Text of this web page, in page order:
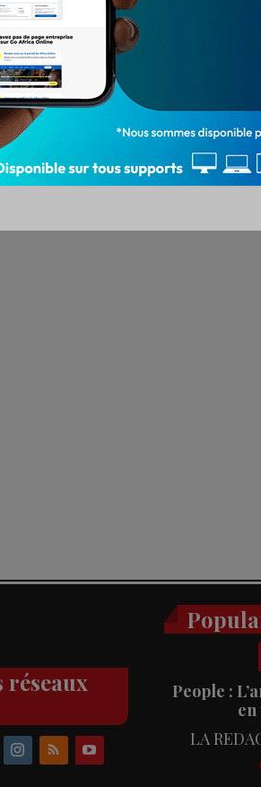
dans une nouvelle dynamique,…
réseaux
People :